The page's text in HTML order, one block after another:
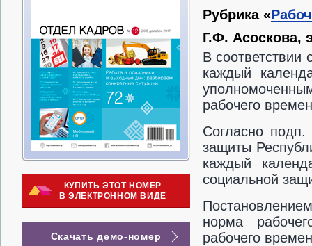
КУПИТЬ ЭТОТ НОМЕР
В ЭЛЕКТРОННОМ ВИДЕ
Скачать демо-номер
Рубрика «
Г.Ф. Асоскова,
В соответствии
каждый
рабочего
Согласно
защиты
каждый
социальной
норма
рабочего